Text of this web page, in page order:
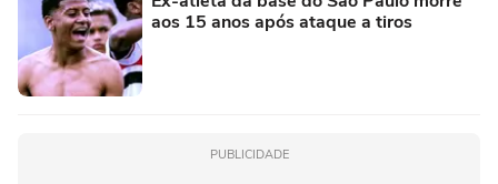
aos 15 anos após ataque a tiros
PUBLICIDADE